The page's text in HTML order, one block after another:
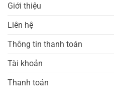
Giới thiệu
Liên hệ
Thông tin thanh toán
Tài khoản
Thanh toán